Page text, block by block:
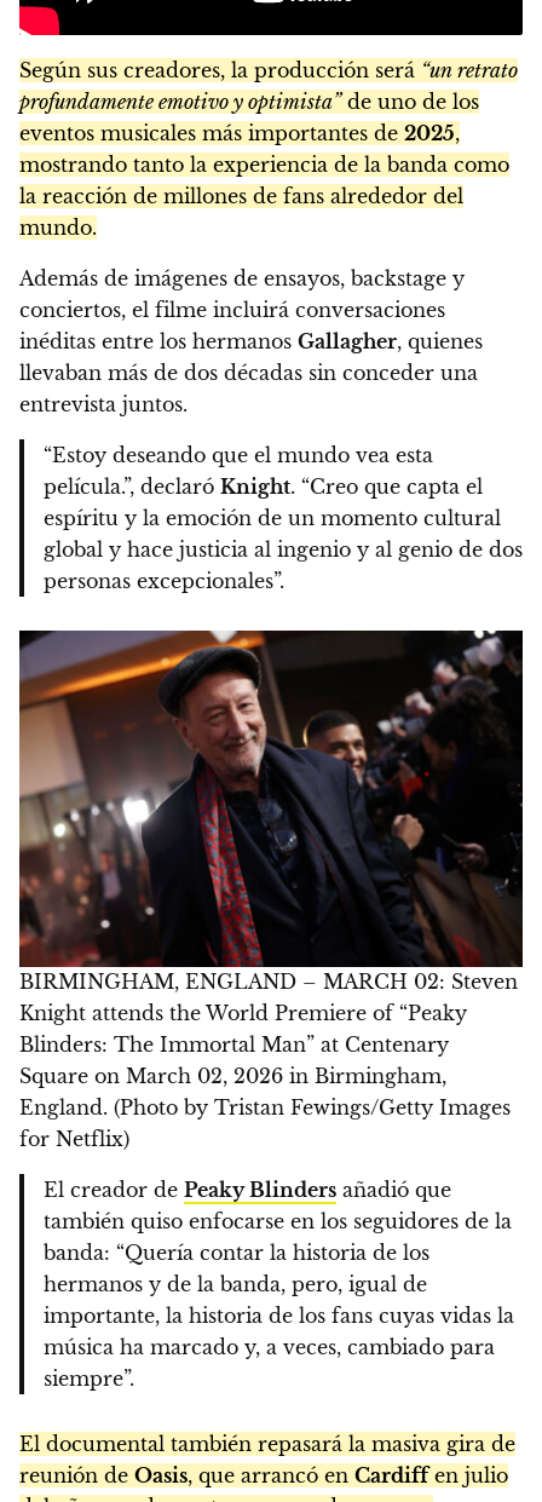
Según sus creadores, la producción será “un retrato
profundamente emotivo y optimista”de uno de los
eventos musicales más importantes de 2025,
mostrando tanto la experiencia de la banda como
la reacción de millones de fans alrededor del
mundo.
Además de imágenes de ensayos, backstage y
conciertos, el filme incluirá conversaciones
inéditas entre los hermanos Gallagher, quienes
llevaban más de dos décadas sin conceder una
entrevista juntos.
“Estoy deseando que el mundo vea esta
película.”, declaró Knight. “Creo que capta el
espíritu y la emoción de un momento cultural
global y hace justicia al ingenio y al genio de dos
personas excepcionales”.
BIRMINGHAM, ENGLAND – MARCH 02: Steven
Knight attends the World Premiere of “Peaky
Blinders: The Immortal Man” at Centenary
Square on March 02, 2026 in Birmingham,
England. (Photo by Tristan Fewings/Getty Images
for Netflix)
El creador de Peaky Blinders añadió que
también quiso enfocarse en los seguidores de la
banda: “Quería contar la historia de los
hermanos y de la banda, pero, igual de
importante, la historia de los fans cuyas vidas la
música ha marcado y, a veces, cambiado para
siempre”.
El documental también repasará la masiva gira de
reunión de Oasis, que arrancó en Cardiffen julio